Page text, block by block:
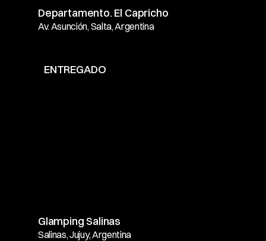
Departamento. El Capricho
Av. Asunción, Salta, Argentina
ENTREGADO
Glamping Salinas
Salinas, Jujuy, Argentina